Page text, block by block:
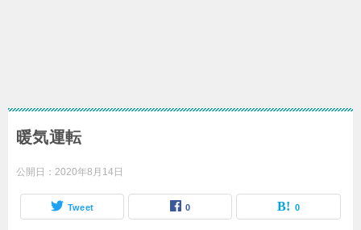
暖気運転
公開日： 2020年8月14日
Tweet 0 0